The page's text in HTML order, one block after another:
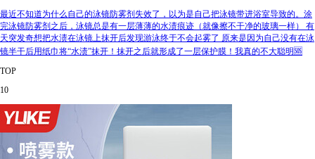
最近不知道为什么自己的泳镜防雾剂失效了，以为是自己把泳镜带进浴室导致的。涂
完泳镜防雾剂之后，泳镜总是有一层薄薄的水渍痕迹（就像擦不干净的玻璃一样） 有
天突发奇想把水渍在泳镜上抹开后发现游泳终于不会起雾了 原来是因为自己没有在泳
镜半干后用纸巾将“水渍”抹开！抹开之后就形成了一层保护膜！我真的不大聪明🆘
TOP
10